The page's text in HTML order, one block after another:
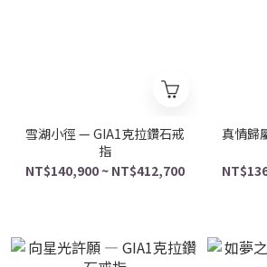
雪湖小徑 — GIA1克拉鑽石戒
指
NT$140,900 ~ NT$412,700
真情歸